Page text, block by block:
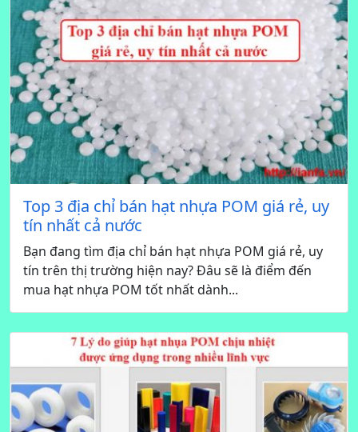
Top 3 địa chỉ bán hạt nhựa POM giá rẻ, uy
tín nhất cả nước
Bạn đang tìm địa chỉ bán hạt nhựa POM giá rẻ, uy
tín trên thị trường hiện nay? Đâu sẽ là điểm đến
mua hạt nhựa POM tốt nhất dành...